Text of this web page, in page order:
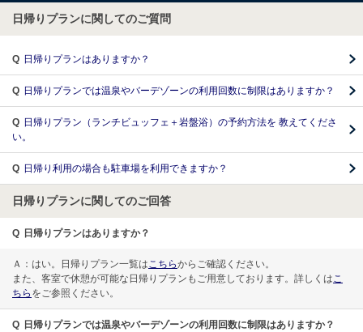
日帰りプランに関してのご質問
Q 日帰りプランはありますか？
Q 日帰りプランでは温泉やバーデゾーンの利用回数に制限はありますか？
Q 日帰りプラン（ランチビュッフェ＋岩盤浴）の予約方法を 教えてくださ
い。
Q 日帰り利用の場合も駐車場を利用できますか？
日帰りプランに関してのご回答
Q 日帰りプランはありますか？
Ａ：はい。日帰りプラン一覧はこちらからご確認ください。
また、客室で休憩が可能な日帰りプランもご用意しております。詳しくはこ
ちら をご参照ください。
Q 日帰りプランでは温泉やバーデゾーンの利用回数に制限はありますか？